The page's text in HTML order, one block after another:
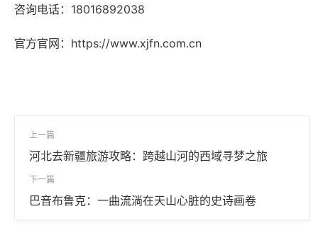
咨询电话：18016892038
官方官网：https://www.xjfn.com.cn
上一篇
河北去新疆旅游攻略：跨越山河的西域寻梦之旅
下一篇
巴音布鲁克：一曲流淌在天山心脏的史诗画卷